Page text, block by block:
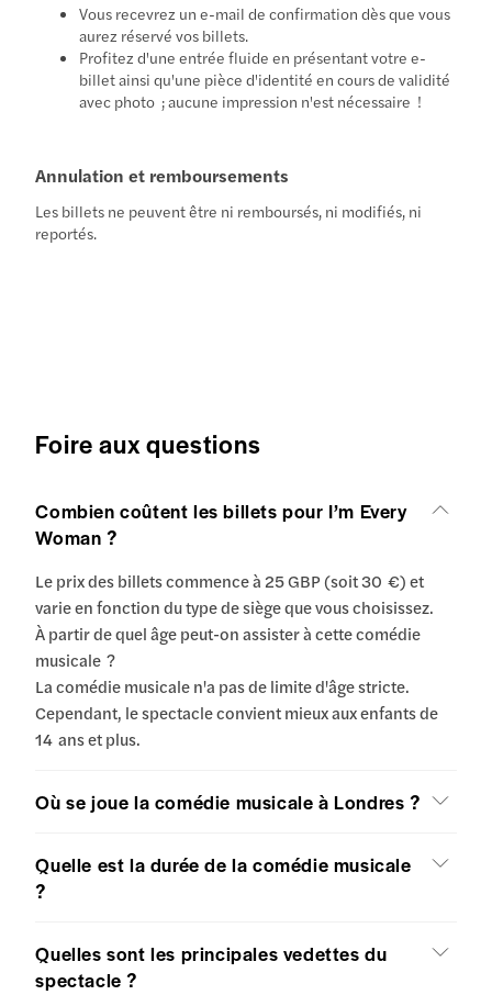
Vous recevrez un e-mail de confirmation dès que vous
aurez réservé vos billets.
Profitez d'une entrée fluide en présentant votre e-
billet ainsi qu'une pièce d'identité en cours de validité
avec photo ; aucune impression n'est nécessaire !
Annulation et remboursements
Les billets ne peuvent être ni remboursés, ni modifiés, ni
reportés.
Foire aux questions
Combien coûtent les billets pour I’m Every
Woman ?
Le prix des billets commence à 25 GBP (soit 30 €) et
varie en fonction du type de siège que vous choisissez.
À partir de quel âge peut-on assister à cette comédie
musicale ?
La comédie musicale n'a pas de limite d'âge stricte.
Cependant, le spectacle convient mieux aux enfants de
14 ans et plus.
Où se joue la comédie musicale à Londres ?
Quelle est la durée de la comédie musicale
?
Quelles sont les principales vedettes du
spectacle ?